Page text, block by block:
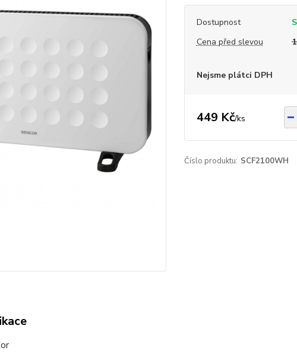
Dostupnost
Cena před slevou
Nejsme plátci DPH
449 Kč/ks
Číslo produktu: SCF2100WH